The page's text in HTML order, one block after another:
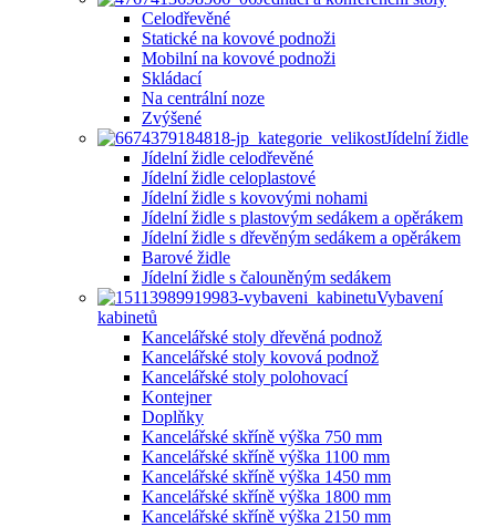
Celodřevěné
Statické na kovové podnoži
Mobilní na kovové podnoži
Skládací
Na centrální noze
Zvýšené
Jídelní židle
Jídelní židle celodřevěné
Jídelní židle celoplastové
Jídelní židle s kovovými nohami
Jídelní židle s plastovým sedákem a opěrákem
Jídelní židle s dřevěným sedákem a opěrákem
Barové židle
Jídelní židle s čalouněným sedákem
Vybavení
kabinetů
Kancelářské stoly dřevěná podnož
Kancelářské stoly kovová podnož
Kancelářské stoly polohovací
Kontejner
Doplňky
Kancelářské skříně výška 750 mm
Kancelářské skříně výška 1100 mm
Kancelářské skříně výška 1450 mm
Kancelářské skříně výška 1800 mm
Kancelářské skříně výška 2150 mm